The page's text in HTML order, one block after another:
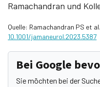
Ramachandran und
Quelle: Ramachandran PS et
10.1001/jamaneurol.2023.5387
Bei Google
Sie möchten bei der